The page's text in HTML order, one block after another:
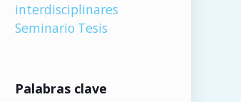
interdisciplinares
Seminario Tesis
Palabras clave